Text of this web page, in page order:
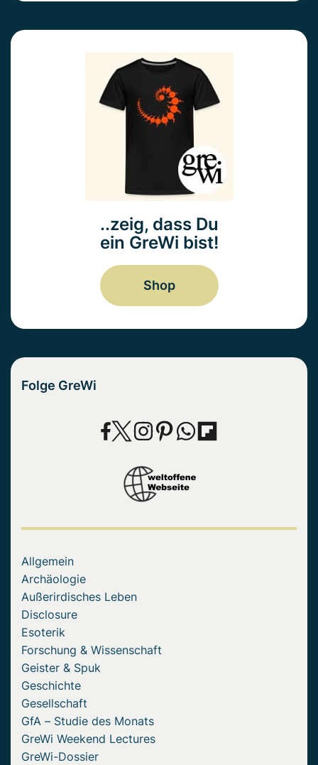
..zeig, dass Du
ein GreWi bist!
Shop
Folge GreWi
Allgemein
Archäologie
Außerirdisches Leben
Disclosure
Esoterik
Forschung & Wissenschaft
Geister & Spuk
Geschichte
Gesellschaft
GfA – Studie des Monats
GreWi Weekend Lectures
GreWi-Dossier